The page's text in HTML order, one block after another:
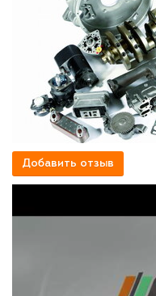
Добавить отзыв